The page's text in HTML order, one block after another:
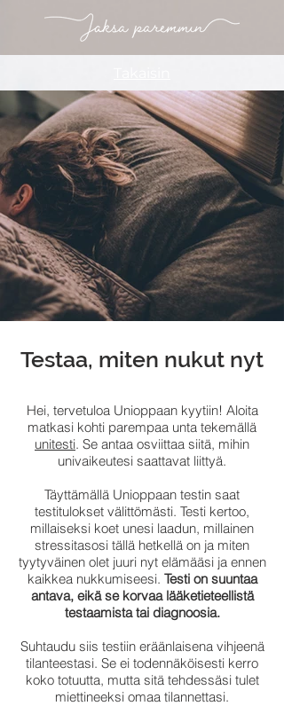
Testaa, miten nukut nyt
Hei, tervetuloa Unioppaan kyytiin! Aloita
matkasi kohti parempaa unta tekemällä
unitesti. Se antaa osviittaa siitä, mihin
univaikeutesi saattavat liittyä.
Täyttämällä Unioppaan testin saat
testitulokset välittömästi. Testi kertoo,
millaiseksi koet unesi laadun, millainen
stressitasosi tällä hetkellä on ja miten
tyytyväinen olet juuri nyt elämääsi ja ennen
kaikkea nukkumiseesi. Testi on suuntaa
antava, eikä se korvaa lääketieteellistä
testaamista tai diagnoosia.
Suhtaudu siis testiin eräänlaisena vihjeenä
tilanteestasi. Se ei todennäköisesti kerro
koko totuutta, mutta sitä tehdessäsi tulet
miettineeksi omaa tilannettasi.